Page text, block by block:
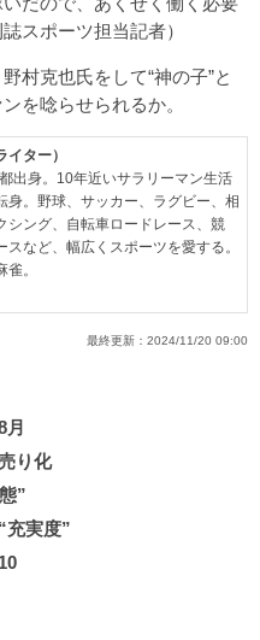
スポーツ担当記者）
村克也氏をして“神の子”と
を唸らせられるか。
ター）
出身。10年近いサラリーマン生活
身。野球、サッカー、ラグビー、相
シング、自転車ロードレース、競
など、幅広くスポーツを愛する。
。
最終更新： 2024/11/20 09:00
り化
”
充実度”